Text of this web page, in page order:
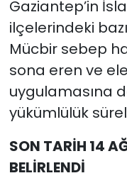
Gaziantep’in
ilçelerindeki
Mücbir sebep
sona eren ve
uygulamasına
yükümlülük
SON TARİH 14
BELİRLENDİ